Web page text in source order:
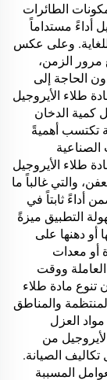
الطائرات
أداءً مستداماً
وعلى عكس
مرور الزمن،
الحاجة إلى
طلاء الأيروجيل
كمية الدخان
تكتسب أهميةً
طلاء الأيروجيل
والتي غالباً ما
أداءً ثابتاً في
التطبيق ميزةً
أو دهنها على
أو معدات
ووقت
تنوع مادة طلاء
والمناطق
العزل
من
تكاليف الصيانة.
المسببة